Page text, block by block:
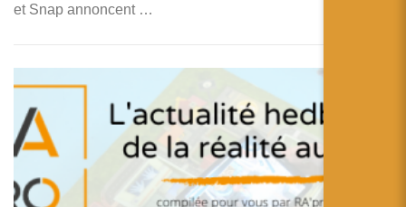
et Snap annoncent …